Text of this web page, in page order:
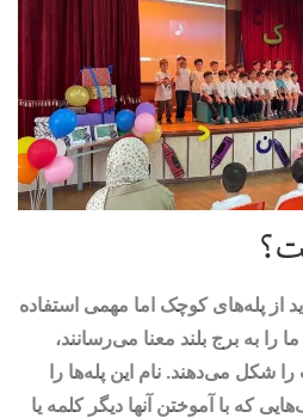
از پله‌های کوچک اما مهمی استفاده
را به برج بلند معنا می‌رسانند،
شکل می‌دهند. نام این پله‌ها را
که با آموختن آنها دیگر کلمه یا